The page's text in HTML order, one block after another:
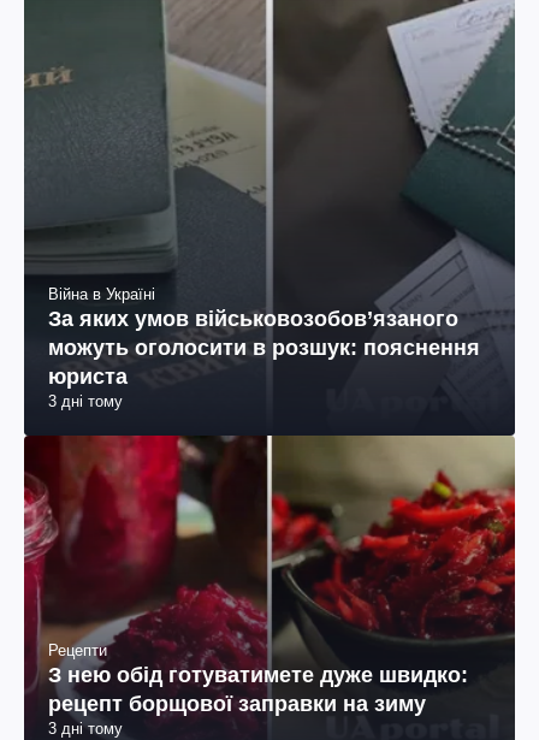
Війна в Україні
За яких умов військовозобов’язаного
можуть оголосити в розшук: пояснення
юриста
3 дні тому
Рецепти
З нею обід готуватимете дуже швидко:
рецепт борщової заправки на зиму
3 дні тому